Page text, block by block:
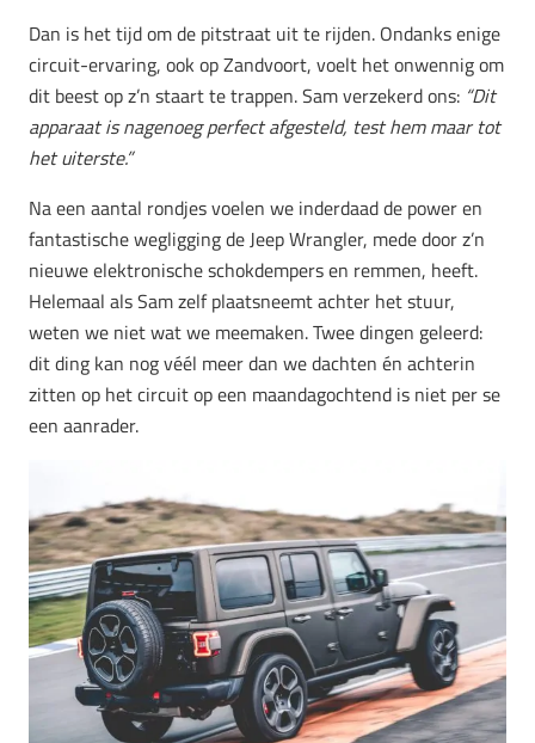
Dan is het tijd om de pitstraat uit te rijden. Ondanks enige
circuit-ervaring, ook op Zandvoort, voelt het onwennig om
dit beest op z’n staart te trappen. Sam verzekerd ons: “Dit
apparaat is nagenoeg perfect afgesteld, test hem maar tot
het uiterste.”
Na een aantal rondjes voelen we inderdaad de power en
fantastische wegligging de Jeep Wrangler, mede door z’n
nieuwe elektronische schokdempers en remmen, heeft.
Helemaal als Sam zelf plaatsneemt achter het stuur,
weten we niet wat we meemaken. Twee dingen geleerd:
dit ding kan nog véél meer dan we dachten én achterin
zitten op het circuit op een maandagochtend is niet per se
een aanrader.